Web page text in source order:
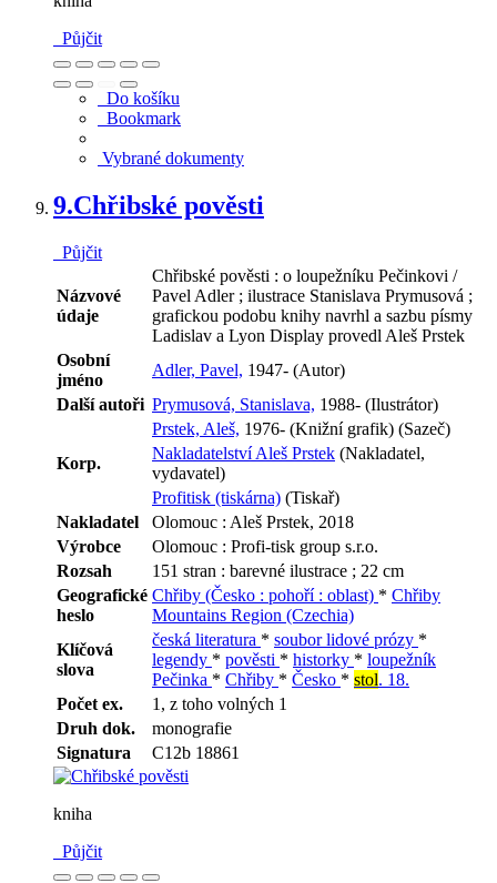
Půjčit
Do košíku
Bookmark
Vybrané dokumenty
9.Chřibské pověsti
Půjčit
Názvové
údaje
Chřibské pověsti : o loupežníku Pečinkovi /
Pavel Adler ; ilustrace Stanislava Prymusová ;
grafickou podobu knihy navrhl a sazbu písmy
Ladislav a Lyon Display provedl Aleš Prstek
Osobní
jméno
Adler, Pavel, 1947- (Autor)
Další autoři Prymusová, Stanislava, 1988- (Ilustrátor)
Prstek, Aleš, 1976- (Knižní grafik) (Sazeč)
Korp.
Nakladatelství Aleš Prstek (Nakladatel,
vydavatel)
Profitisk (tiskárna) (Tiskař)
Nakladatel
Olomouc : Aleš Prstek, 2018
Výrobce
Olomouc : Profi-tisk group s.r.o.
Rozsah
151 stran : barevné ilustrace ; 22 cm
Geografické
heslo
Chřiby (Česko : pohoří : oblast) * Chřiby
Mountains Region (Czechia)
Klíčová
slova
česká literatura * soubor lidové prózy *
legendy * pověsti * historky * loupežník
Pečinka * Chřiby * Česko * stol. 18.
Počet ex.
1, z toho volných 1
Druh dok.
monografie
Signatura
C12b 18861
kniha
Půjčit